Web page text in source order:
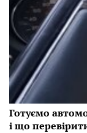
Готуємо
і що